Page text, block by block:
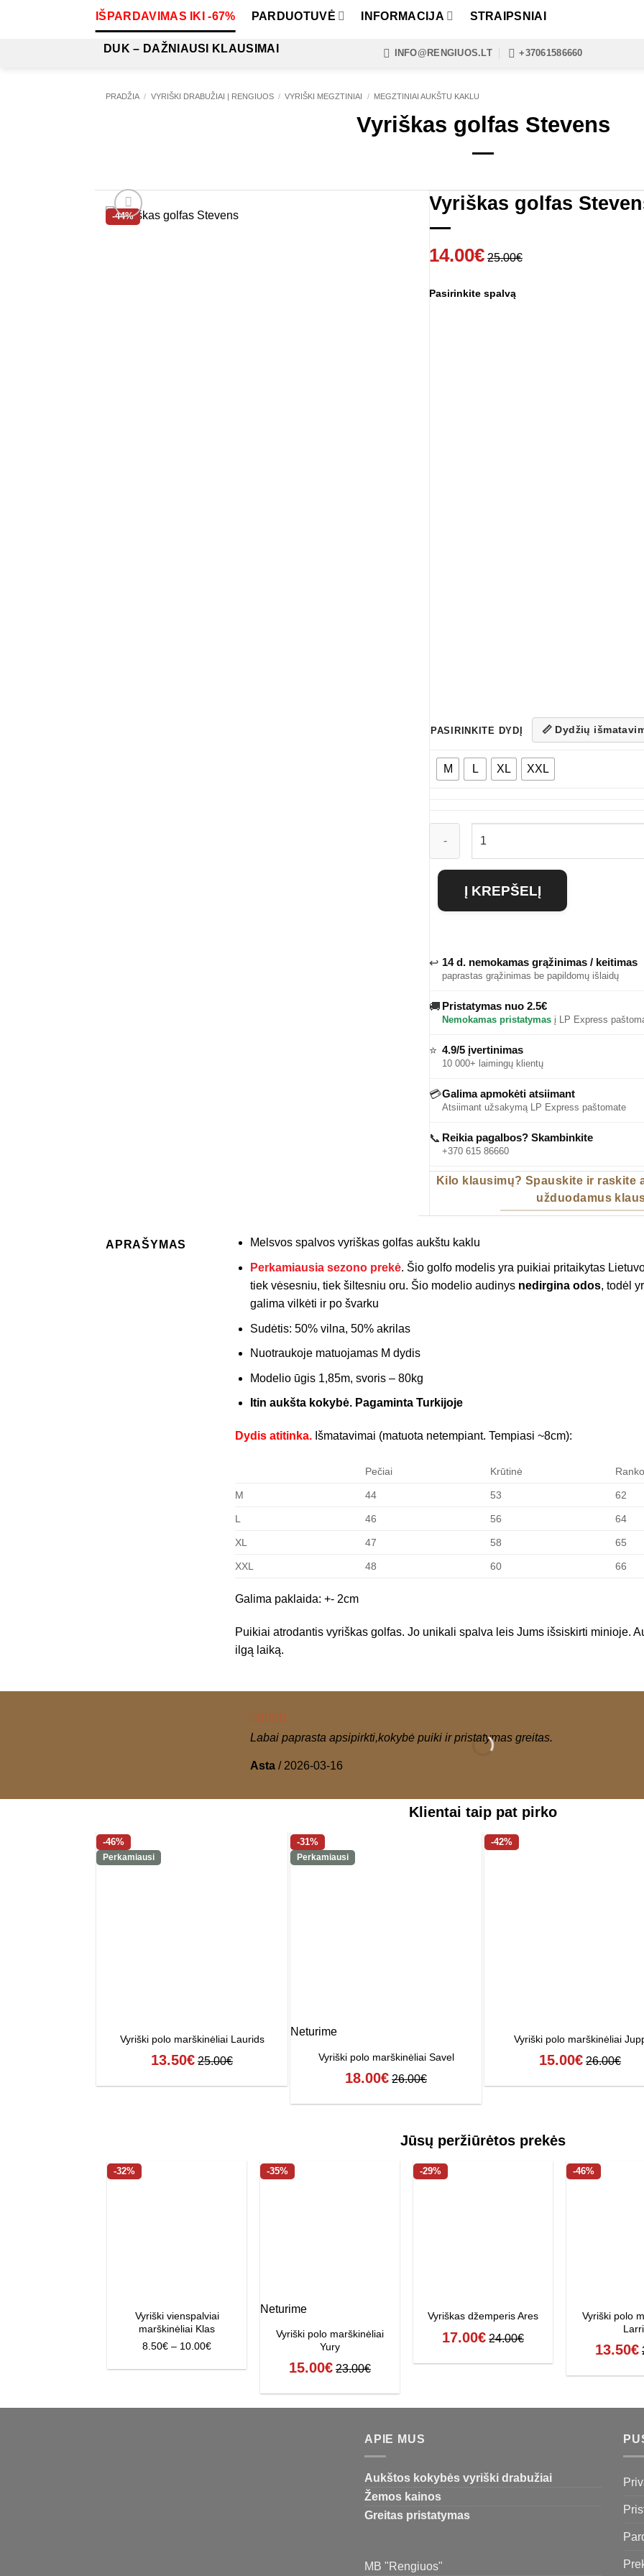
IŠPARDAVIMAS IKI -67% PARDUOTUVĖ INFORMACIJA STRAIPSNIAI
DUK – DAŽNIAUSI KLAUSIMAI INFO@RENGIUOS.LT +37061586660
PRADŽIA / VYRIŠKI DRABUŽIAI | RENGIUOS / VYRIŠKI MEGZTINIAI / MEGZTINIAI AUKŠTU KAKLU
Vyriškas golfas Stevens
-44%
Vyriškas golfas
14.00€ 25.00€
Pasirinkite spalvą
PASIRINKITE DYDĮ 📏 Dydžių
M L XL XXL
kiekis:
Vyriškas
golfas
Į KREPŠELĮ
↩ 14 d. nemokamas grąžinimas / keitimas
paprastas grąžinimas be papildomų išlaidų
🚚 Pristatymas nuo 2.5€
Nemokamas pristatymas į LP Express
⭐ 4.9/5 įvertinimas
10 000+ laimingų klientų
💳Galima apmokėti atsiimant
Atsiimant užsakymą LP Express paštomate
📞 Reikia pagalbos? Skambinkite
+370 615 86660
Kilo klausimų? Spauskite ir raskite
užduodamus
APRAŠYMAS Melsvos spalvos vyriškas golfas aukštu kaklu
Perkamiausia sezono prekė. Šio golfo modelis yra puikiai pritaikytas
tiek vėsesniu, tiek šiltesniu oru. Šio modelio audinys nedirgina odos, todėl
galima vilkėti ir po švarku
Sudėtis: 50% vilna, 50% akrilas
Nuotraukoje matuojamas M dydis
Modelio ūgis 1,85m, svoris – 80kg
Itin aukšta kokybė. Pagaminta Turkijoje
Dydis atitinka. Išmatavimai (matuota netempiant. Tempiasi ~8cm):
Pečiai Krūtinė
M 44 53 62
L 46 56 64
XL 47 58 65
XXL 48 60 66
Galima paklaida: +- 2cm
Puikiai atrodantis vyriškas golfas. Jo unikali spalva leis Jums išsiskirti minioje.
ilgą laiką.
Labai paprasta apsipirkti,kokybė puiki ir pristatymas greitas.
Asta / 2026-03-16
Klientai taip pat pirko
-46%
Perkamiausi
Vyriški polo marškinėliai Laurids
13.50€ 25.00€
-31%
Perkamiausi
Neturime
Vyriški polo marškinėliai Savel
18.00€ 26.00€
-42%
Vyriški polo marškinėliai
15.00€ 26.00€
Jūsų peržiūrėtos prekės
-32%
Vyriški vienspalviai
marškinėliai Klas
8.50€ – 10.00€Price
10.00€
-35%
Neturime
Vyriški polo marškinėliai
Yury
15.00€ 23.00€
-29%
Vyriškas džemperis Ares
17.00€ 24.00€
-46%
Vyriški polo
13.50€
APIE MUS
Aukštos kokybės vyriški drabužiai
Žemos kainos
Greitas pristatymas
MB "Rengiuos"